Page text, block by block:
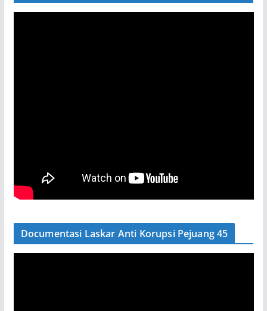
Documentasi Laskar Anti Korupsi Pejuang 45